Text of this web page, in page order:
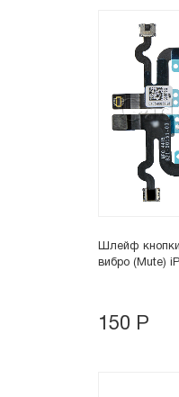
Шлейф кнопки
вибро (Mute)
150 Р